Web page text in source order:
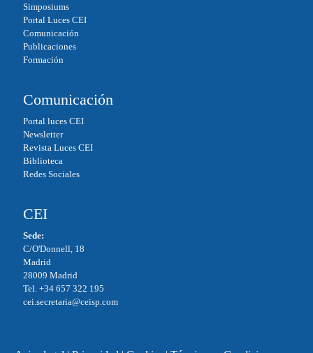
Simposiums
Portal Luces CEI
Comunicación
Publicaciones
Formación
Comunicación
Portal luces CEI
Newsletter
Revista Luces CEI
Biblioteca
Redes Sociales
CEI
Sede:
C/O'Donnell, 18
Madrid
28009 Madrid
Tel. +34 657 322 195
cei.secretaria@ceisp.com